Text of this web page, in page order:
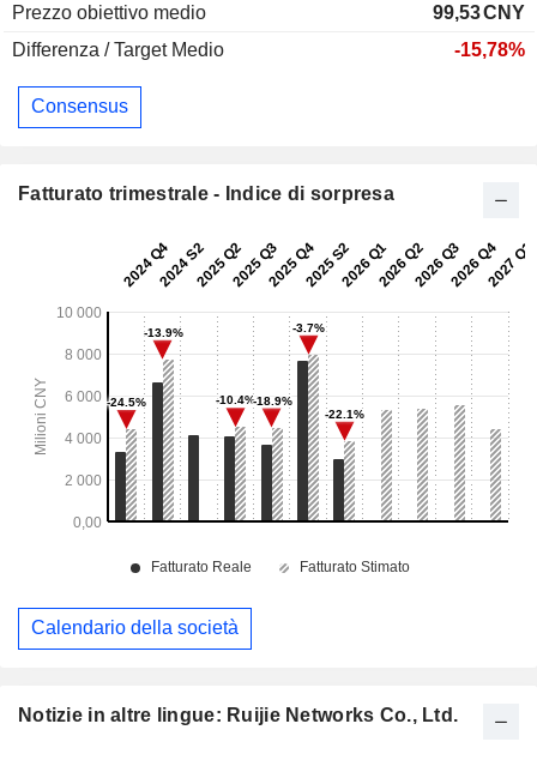
Notizie in altre lingue: Ruijie Networks Co., Ltd.
Prezzo obiettivo medio
99,53CNY
Differenza / Target Medio
-15,78%
Consensus
Fatturato trimestrale - Indice di sorpresa
Calendario della società